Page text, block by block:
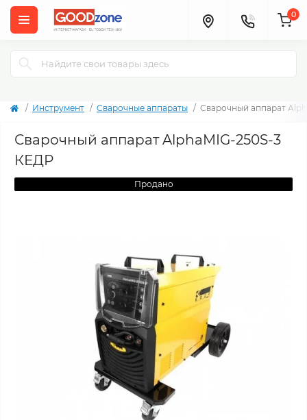
0
Инструмент Сварочные аппараты Сварочный аппарат
Сварочный аппарат AlphaMIG-250S-3
КЕДР
Продано